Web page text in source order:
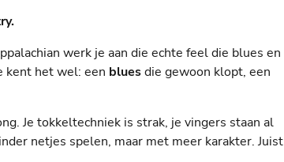
werk je aan die echte feel die blues en
kent het wel: een bluesdie gewoon klopt, een
Je tokkeltechniek is strak, je vingers staan al
netjes spelen, maar met meer karakter. Juist